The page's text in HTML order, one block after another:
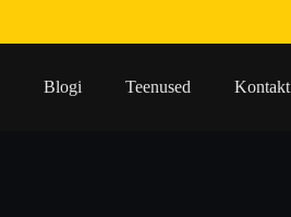
Blogi Teenused Kontakt